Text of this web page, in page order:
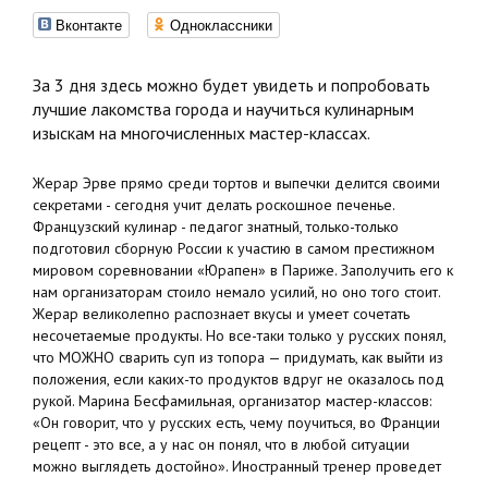
Вконтакте Одноклассники
За 3 дня здесь можно будет увидеть и попробовать
лучшие лакомства города и научиться кулинарным
изыскам на многочисленных мастер-классах.
Жерар Эрве прямо среди тортов и выпечки делится своими
секретами - сегодня учит делать роскошное печенье.
Французский кулинар - педагог знатный, только-только
подготовил сборную России к участию в самом престижном
мировом соревновании «Юрапен» в Париже. Заполучить его к
нам организаторам стоило немало усилий, но оно того стоит.
Жерар великолепно распознает вкусы и умеет сочетать
несочетаемые продукты. Но все-таки только у русских понял,
что МОЖНО сварить суп из топора — придумать, как выйти из
положения, если каких-то продуктов вдруг не оказалось под
рукой. Марина Бесфамильная, организатор мастер-классов:
«Он говорит, что у русских есть, чему поучиться, во Франции
рецепт - это все, а у нас он понял, что в любой ситуации
можно выглядеть достойно». Иностранный тренер проведет